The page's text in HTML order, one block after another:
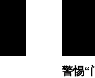
警惕“